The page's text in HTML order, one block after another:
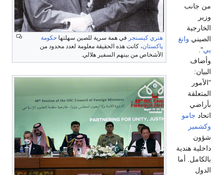
هنري كيسنجر في همة سرية للصين سهلتها حكومة
پاكستان، كانت هذه الحقيقة معلومة لعدد محدود من
الأشخاص من بينهم السفير هلالي.
من جانب
وزير
الخارجية
الصيني وانغ
يي".
وأضاف
البيان:
"الأمور
المتعلقة
بأراضي
اتحاد جامو
وكشمير
شؤون
داخلية هندية
بالكامل. أما
الدول